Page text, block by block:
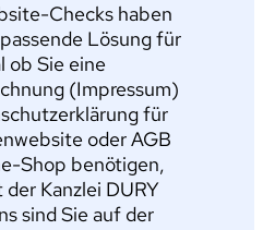
Checks haben
Lösung für
ob Sie eine
(Impressum)
für
oder AGB
Shop benötigen,
Kanzlei DURY
sind Sie auf der